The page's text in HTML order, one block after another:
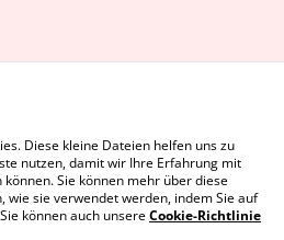
Cookie-Richtlinie
uns
Diese kleine Dateien helfen uns zu
nutzen, damit wir Ihre Erfahrung mit
Sie können mehr über diese
wie sie verwendet werden, indem Sie auf
können auch unsereCookie-Richtlinie